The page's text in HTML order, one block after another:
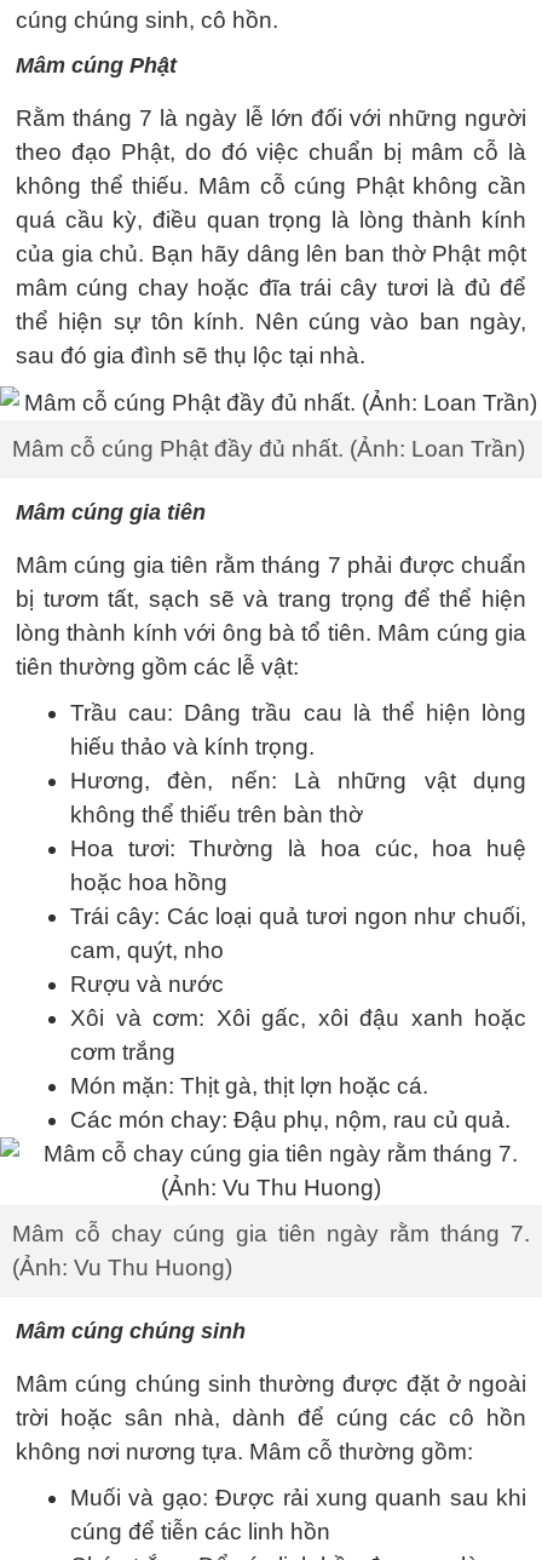
cúng chúng sinh, cô hồn.
Mâm cúng Phật
Rằm tháng 7 là ngày lễ lớn đối với những người
theo đạo Phật, do đó việc chuẩn bị mâm cỗ là
không thể thiếu. Mâm cỗ cúng Phật không cần
quá cầu kỳ, điều quan trọng là lòng thành kính
của gia chủ. Bạn hãy dâng lên ban thờ Phật một
mâm cúng chay hoặc đĩa trái cây tươi là đủ để
thể hiện sự tôn kính. Nên cúng vào ban ngày,
sau đó gia đình sẽ thụ lộc tại nhà.
Mâm cỗ cúng Phật đầy đủ nhất. (Ảnh: Loan Trần)
Mâm cúng gia tiên
Mâm cúng gia tiên rằm tháng 7 phải được chuẩn
bị tươm tất, sạch sẽ và trang trọng để thể hiện
lòng thành kính với ông bà tổ tiên. Mâm cúng gia
tiên thường gồm các lễ vật:
Trầu cau: Dâng trầu cau là thể hiện lòng
hiếu thảo và kính trọng.
Hương, đèn, nến: Là những vật dụng
không thể thiếu trên bàn thờ
Hoa tươi: Thường là hoa cúc, hoa huệ
hoặc hoa hồng
Trái cây: Các loại quả tươi ngon như chuối,
cam, quýt, nho
Rượu và nước
Xôi và cơm: Xôi gấc, xôi đậu xanh hoặc
cơm trắng
Món mặn: Thịt gà, thịt lợn hoặc cá.
Các món chay: Đậu phụ, nộm, rau củ quả.
Mâm cỗ chay cúng gia tiên ngày rằm tháng 7.
(Ảnh: Vu Thu Huong)
Mâm cúng chúng sinh
Mâm cúng chúng sinh thường được đặt ở ngoài
trời hoặc sân nhà, dành để cúng các cô hồn
không nơi nương tựa. Mâm cỗ thường gồm:
Muối và gạo: Được rải xung quanh sau khi
cúng để tiễn các linh hồn